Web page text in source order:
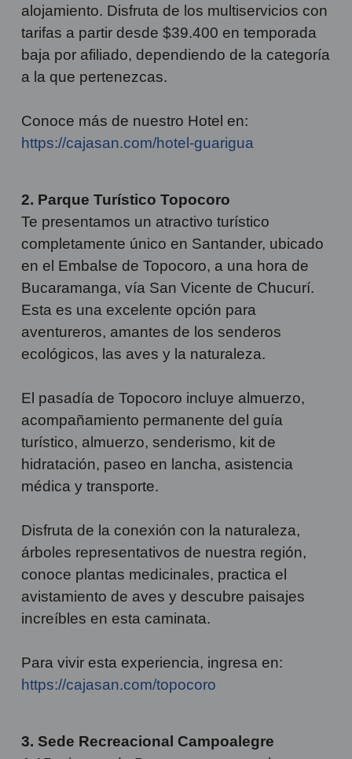
alojamiento. Disfruta de los multiservicios con
tarifas a partir desde $39.400 en temporada
baja por afiliado, dependiendo de la categoría
a la que pertenezcas.
Conoce más de nuestro Hotel en:
https://cajasan.com/hotel-guarigua
2. Parque Turístico Topocoro
Te presentamos un atractivo turístico
completamente único en Santander, ubicado
en el Embalse de Topocoro, a una hora de
Bucaramanga, vía San Vicente de Chucurí.
Esta es una excelente opción para
aventureros, amantes de los senderos
ecológicos, las aves y la naturaleza.
El pasadía de Topocoro incluye almuerzo,
acompañamiento permanente del guía
turístico, almuerzo, senderismo, kit de
hidratación, paseo en lancha, asistencia
médica y transporte.
Disfruta de la conexión con la naturaleza,
árboles representativos de nuestra región,
conoce plantas medicinales, practica el
avistamiento de aves y descubre paisajes
increíbles en esta caminata.
Para vivir esta experiencia, ingresa en:
https://cajasan.com/topocoro
3. Sede Recreacional Campoalegre